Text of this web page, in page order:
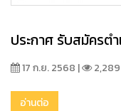
ประกาศ รับสมัครต
17 ก.ย. 2568 | 2,289
อ่านต่อ